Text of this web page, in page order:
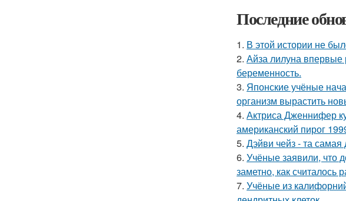
Последние
1. В этой истории не
2. Айза лилуна впервые
беременность.
3. Японские учёные
организм вырастить
4. Актриса Дженнифер
американский пирог
5. Дэйви чейз - та самая
6. Учёные заявили, что
заметно, как считалось
7. Учёные из